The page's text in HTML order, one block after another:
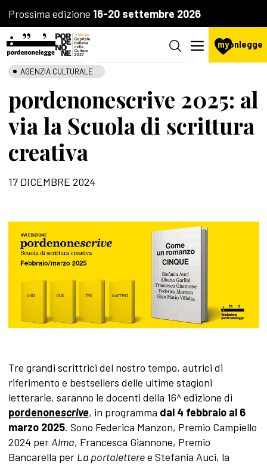
Prossima edizione 16-20 settembre 2026
mypnlegge
LA FONDAZIONE
AGENZIA CULTURALE
pordenonescrive 2025: al
via la Scuola di scrittura
creativa
17 DICEMBRE 2024
Tre grandi scrittrici del nostro tempo, autrici di
riferimento e bestsellers delle ultime stagioni
letterarie, saranno le docenti della 16^ edizione di
pordenonescrive, in programma dal 4 febbraio al 6
marzo 2025. Sono Federica Manzon, Premio Campiello
2024 perAlma, Francesca Giannone, Premio
Bancarella per La portaletteree Stefania Auci, la